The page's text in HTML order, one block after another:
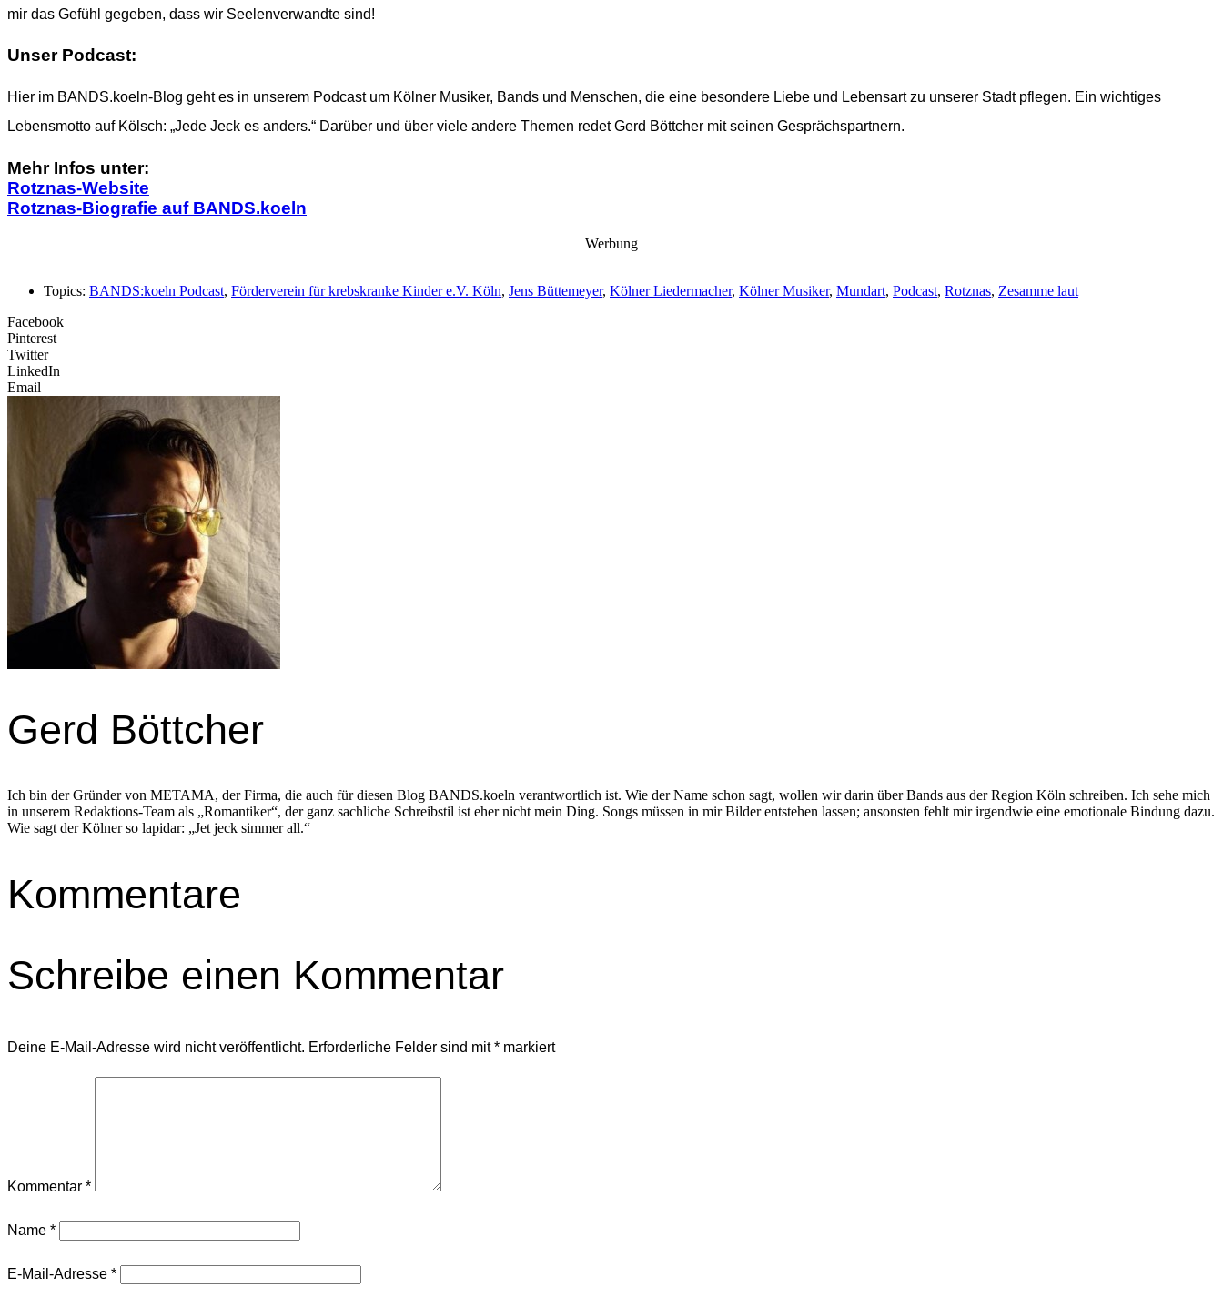
mir das Gefühl gegeben, dass wir Seelenverwandte sind!
Unser Podcast:
Hier im BANDS.koeln-Blog geht es in unserem Podcast um Kölner Musiker, Bands und Menschen, die eine besondere Liebe und Lebensart zu unserer Stadt pflegen. Ein wichtiges
Lebensmotto auf Kölsch: „Jede Jeck es anders.“ Darüber und über viele andere Themen redet Gerd Böttcher mit seinen Gesprächspartnern.
Mehr Infos unter:
Rotznas-Website
Rotznas-Biografie auf BANDS.koeln
Werbung
Topics: BANDS:koeln Podcast, Förderverein für krebskranke Kinder e.V. Köln, Jens Büttemeyer, Kölner Liedermacher, Kölner Musiker, Mundart, Podcast, Rotznas, Zesamme laut
Facebook
Pinterest
Twitter
LinkedIn
Email
Gerd Böttcher
Ich bin der Gründer von METAMA, der Firma, die auch für diesen Blog BANDS.koeln verantwortlich ist. Wie der Name schon sagt, wollen wir darin über Bands aus der Region Köln schreiben. Ich sehe mich
in unserem Redaktions-Team als „Romantiker“, der ganz sachliche Schreibstil ist eher nicht mein Ding. Songs müssen in mir Bilder entstehen lassen; ansonsten fehlt mir irgendwie eine emotionale Bindung dazu.
Wie sagt der Kölner so lapidar: „Jet jeck simmer all.“
Kommentare
Schreibe einen Kommentar
Deine E-Mail-Adresse wird nicht veröffentlicht. Erforderliche Felder sind mit* markiert
Kommentar *
Name *
E-Mail-Adresse *